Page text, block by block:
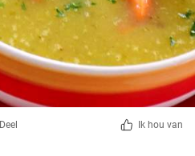
Deel Ik hou van